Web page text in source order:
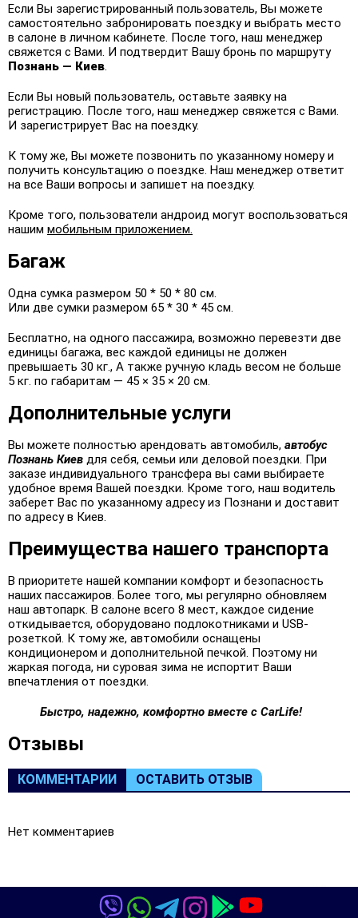
Если Вы зарегистрированный пользователь, Вы можете
самостоятельно забронировать поездку и выбрать место
в салоне в личном кабинете. После того, наш менеджер
свяжется с Вами. И подтвердит Вашу бронь по маршруту
Познань — Киев.
Если Вы новый пользователь, оставьте заявку на
регистрацию. После того, наш менеджер свяжется с Вами.
И зарегистрирует Вас на поездку.
К тому же, Вы можете позвонить по указанному номеру и
получить консультацию о поездке. Наш менеджер ответит
на все Ваши вопросы и запишет на поездку.
Кроме того, пользователи андроид могут воспользоваться
нашим мобильным приложением.
Багаж
Одна сумка размером 50 * 50 * 80 см.
Или две сумки размером 65 * 30 * 45 см.
Бесплатно, на одного пассажира, возможно перевезти две
единицы багажа, вес каждой единицы не должен
превышаеть 30 кг., А также ручную кладь весом не больше
5 кг. по габаритам — 45 × 35 × 20 см.
Дополнительные услуги
Вы можете полностью арендовать автомобиль, автобус
Познань Киев для себя, семьи или деловой поездки. При
заказе индивидуального трансфера вы сами выбираете
удобное время Вашей поездки. Кроме того, наш водитель
заберет Вас по указанному адресу из Познани и доставит
по адресу в Киев.
Преимущества нашего транспорта
В приоритете нашей компании комфорт и безопасность
наших пассажиров. Более того, мы регулярно обновляем
наш автопарк. В салоне всего 8 мест, каждое сидение
откидывается, оборудовано подлокотниками и USB-
розеткой. К тому же, автомобили оснащены
кондиционером и дополнительной печкой. Поэтому ни
жаркая погода, ни суровая зима не испортит Ваши
впечатления от поездки.
Быстро, надежно, комфортно вместе с CarLife!
Oтзывы
КОММЕНТАРИИ ОСТАВИТЬ ОТЗЫВ
Нет комментариев